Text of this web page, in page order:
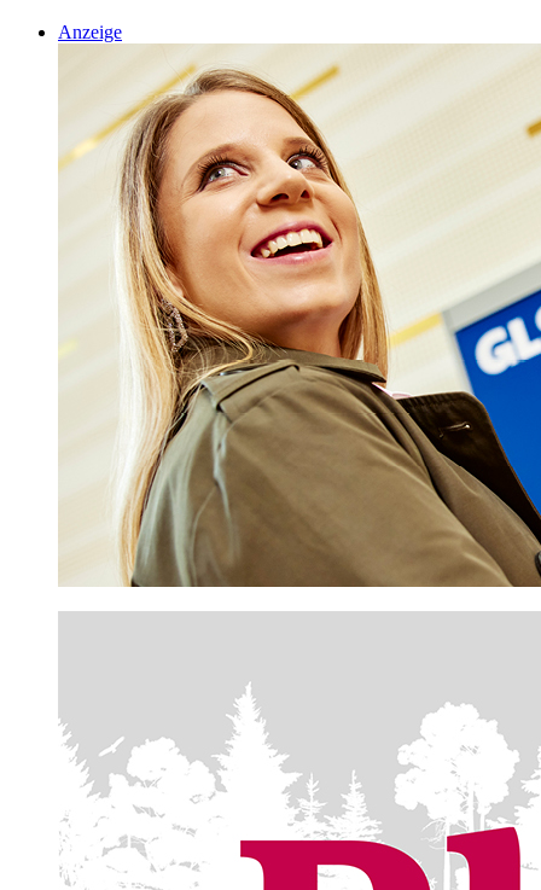
Anzeige